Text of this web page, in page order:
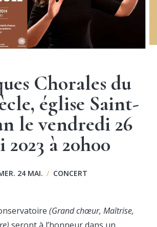
Chorales du
église Saint-
le vendredi 26
2023 à 20h00
24 MAI. / CONCERT
(Grand chœur, Maîtrise,
seront à l’honneur dans un